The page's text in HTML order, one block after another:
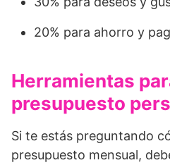
20% para ahorro y
Herramientas
presupuesto
Si te estás preguntando
presupuesto mensual,